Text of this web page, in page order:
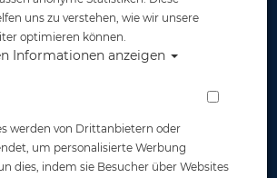
uns zu verstehen, wie wir unsere
optimieren können.
Informationen anzeigen
werden von Drittanbietern oder
um personalisierte Werbung
dies, indem sie Besucher über Websites